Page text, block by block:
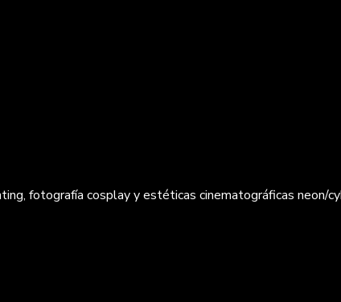
fotografía cosplay y estéticas cinematográficas neon/